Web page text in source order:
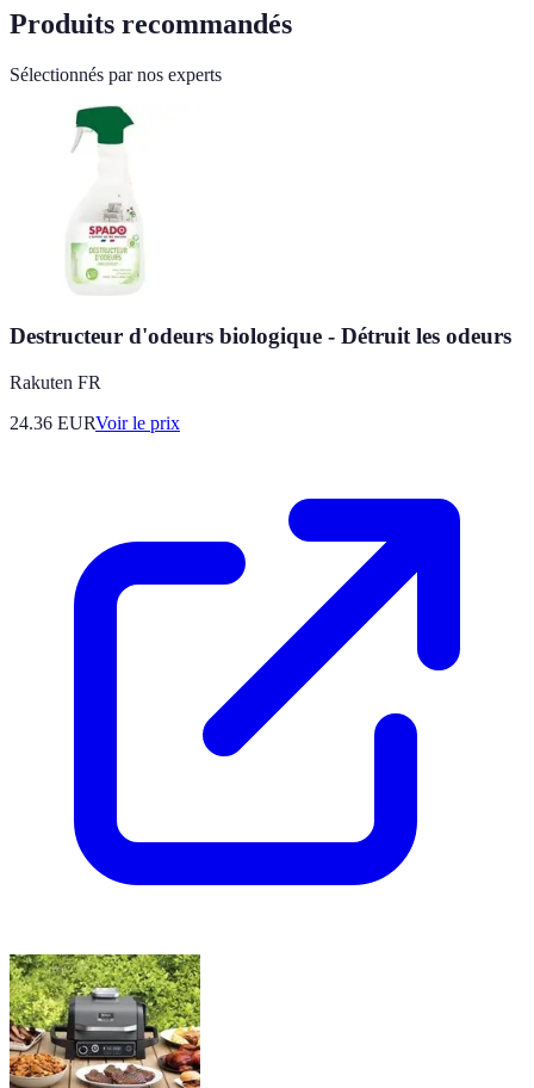
Produits recommandés
Sélectionnés par nos experts
Destructeur d'odeurs biologique - Détruit les odeurs
Rakuten FR
24.36 EURVoir le prix